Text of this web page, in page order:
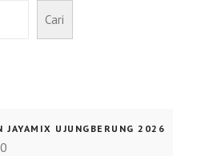
Cari
JAYAMIX UJUNGBERUNG 2026